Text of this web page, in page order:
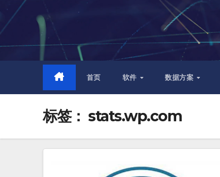
内
首页 软件 数据方案
标签： stats.wp.com